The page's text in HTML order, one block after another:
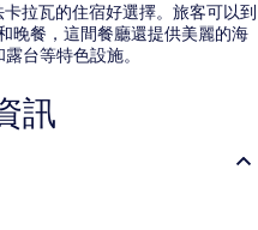
拉瓦的住宿好選擇。旅客可以到
晚餐，這間餐廳還提供美麗的海
台等特色設施。
訊